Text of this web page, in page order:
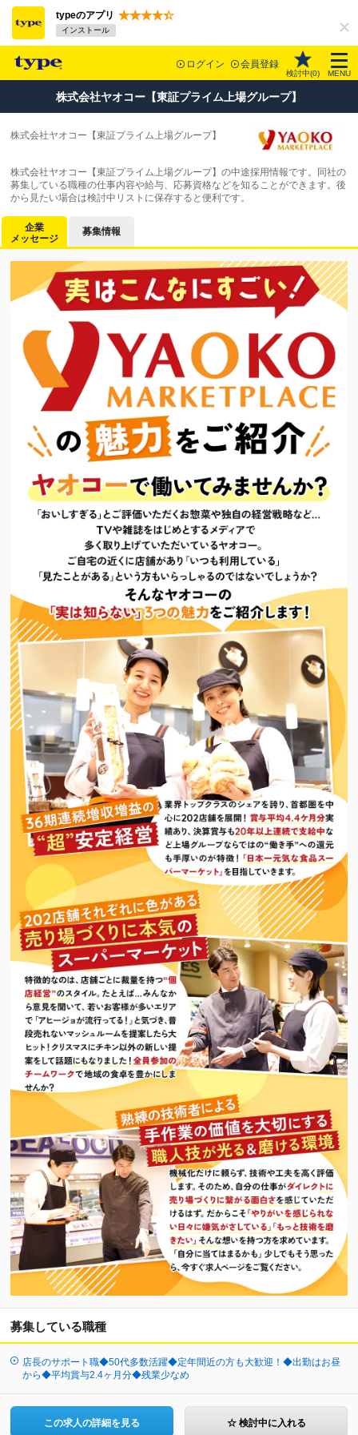
typeのアプリ
インストール
ログイン 会員登録
検討中(0) MENU
株式会社ヤオコー【東証プライム上場グループ】
株式会社ヤオコー【東証プライム上場グループ】
株式会社ヤオコー【東証プライム上場グループ】の中途採用情報です。同社の
募集している職種の仕事内容や給与、応募資格などを知ることができます。後
から見たい場合は検討中リストに保存すると便利です。
企業
メッセージ
募集情報
募集している職種
店長のサポート職◆50代多数活躍◆定年間近の方も大歓迎！◆出勤はお昼
から◆平均賞与2.4ヶ月分◆残業少なめ
この求人の詳細を見る ☆ 検討中に入れる